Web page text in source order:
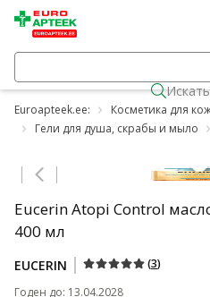
Euroapteek.ee: Косметика для
Гели для душа, скрабы и мыло
Eucerin Atopi Control
400 мл
EUCERIN (3)
Годен до: 13.04.2028